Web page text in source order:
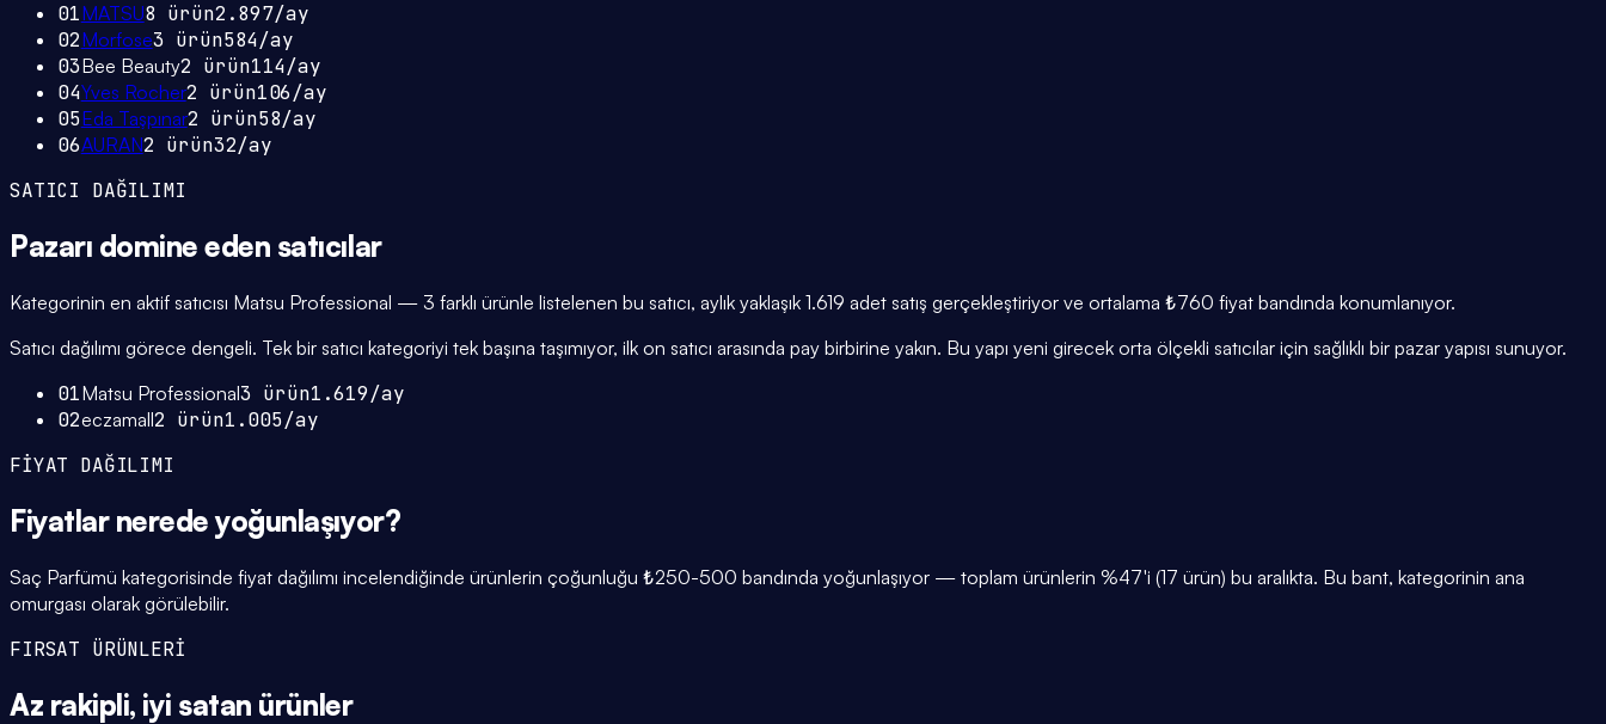
01MATSU8 ürün2.897/ay
02Morfose3 ürün584/ay
03Bee Beauty2 ürün114/ay
04Yves Rocher2 ürün106/ay
05Eda Taşpınar2 ürün58/ay
06AURAN2 ürün32/ay
SATICI DAĞILIMI
Pazarı domine eden satıcılar
Kategorinin en aktif satıcısı Matsu Professional — 3 farklı ürünle listelenen bu satıcı, aylık yaklaşık 1.619 adet satış gerçekleştiriyor ve ortalama ₺760 fiyat bandında konumlanıyor.
Satıcı dağılımı görece dengeli. Tek bir satıcı kategoriyi tek başına taşımıyor, ilk on satıcı arasında pay birbirine yakın. Bu yapı yeni girecek orta ölçekli satıcılar için sağlıklı bir pazar yapısı sunuyor.
01Matsu Professional3 ürün1.619/ay
02eczamall2 ürün1.005/ay
FİYAT DAĞILIMI
Fiyatlar nerede yoğunlaşıyor?
Saç Parfümü kategorisinde fiyat dağılımı incelendiğinde ürünlerin çoğunluğu ₺250-500 bandında yoğunlaşıyor — toplam ürünlerin %47'i (17 ürün) bu aralıkta. Bu bant, kategorinin ana
omurgası olarak görülebilir.
FIRSAT ÜRÜNLERİ
Az rakipli, iyi satan ürünler